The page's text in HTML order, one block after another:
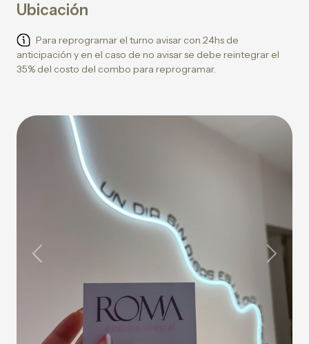
Ubicación
Para reprogramar el turno avisar con 24hs de
anticipación y en el caso de no avisar se debe reintegrar el
35% del costo del combo para reprogramar.
Previous Next